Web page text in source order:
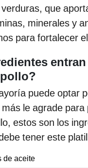
que
minerales y
para fortalecer
puede optar
le agrade para
estos son los
tener este
de aceite